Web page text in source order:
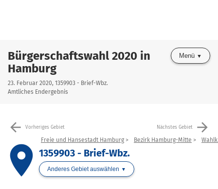
Bürgerschaftswahl 2020 in
Hamburg
23. Februar 2020, 1359903 - Brief-Wbz.
Amtliches Endergebnis
Menü
arrow_back Vorheriges Gebiet Nächstes Gebiet arrow_forward
place
Freie und Hansestadt Hamburg Bezirk Hamburg-Mitte
1359903 - Brief-Wbz.
Anderes Gebiet auswählen